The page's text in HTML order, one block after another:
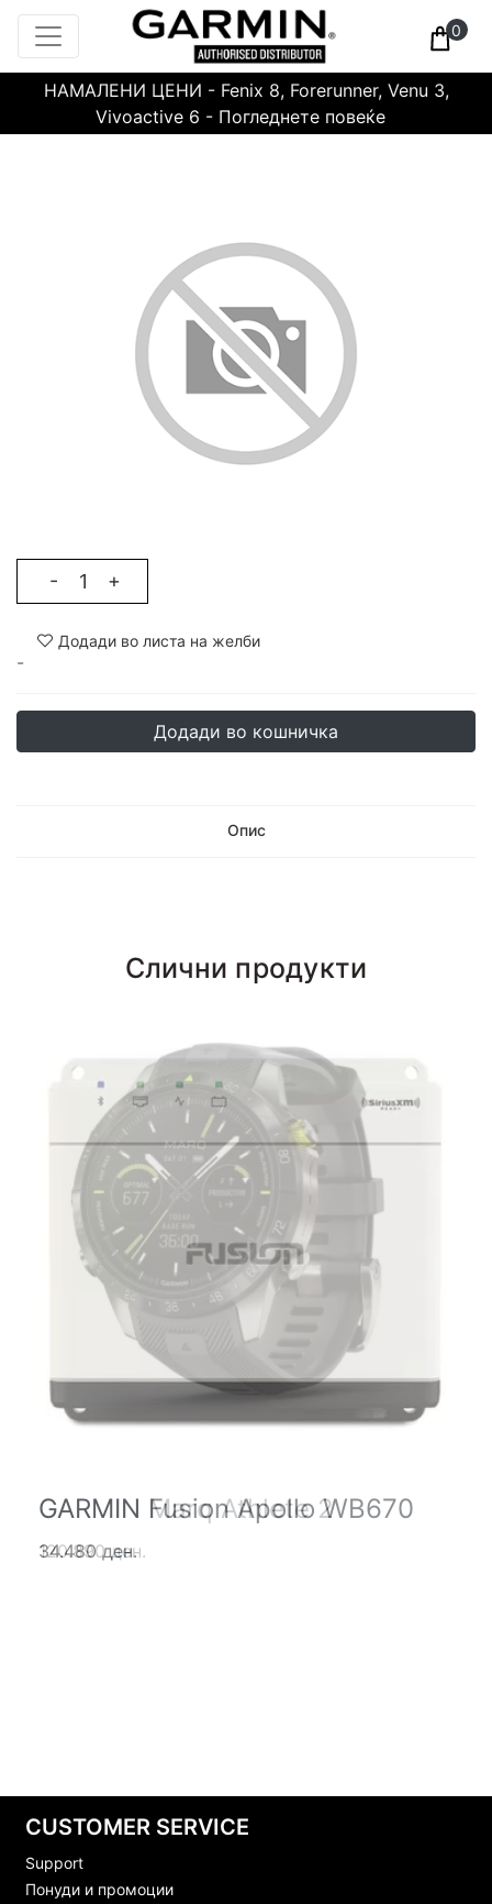
0
НАМАЛЕНИ ЦЕНИ - Fenix 8, Forerunner, Venu 3,
Vivoactive 6 - Погледнете повеќе
- +
-
Додади во листа на желби
Додади во кошничка
Опис
Слични продукти
GARMIN Marq Athlete 2
120.890 ден.
GARMIN Fusion Apollo WB670
34.480 ден.
CUSTOMER SERVICE
Support
Понуди и промоции